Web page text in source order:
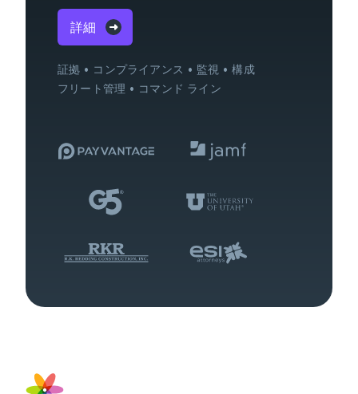
詳細
証拠 コンプライアンス 監視
構成
フリート管理
コマンド ライン